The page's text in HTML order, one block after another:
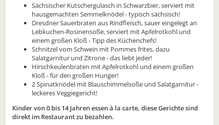
Sächsischer Kutschergulasch in Schwarzbier, serviert mit
hausgemachten Semmelknödel - typisch sächsisch!
Dresdner Sauerbraten aus Rindfleisch, sauer eingelegt an
Lebkuchen-Rosinensoße, serviert mit Apfelrotkohl und
einem großen Kloß - Tipp des Küchenchefs!
Schnitzel vom Schwein mit Pommes frites, dazu
Salatgarnitur und Zitrone - das liebt jeder!
Hirschkeulenbraten mit Apfelrotkohl und einem großen
Kloß - für den großen Hunger!
2 Spinatknödel mit Blauschimmelsoße und Salatgarnitur -
leckeres Veggiegericht!
Kinder von 0 bis 14 Jahren essen à la carte, diese Gerichte sind
direkt im Restaurant zu bezahlen.